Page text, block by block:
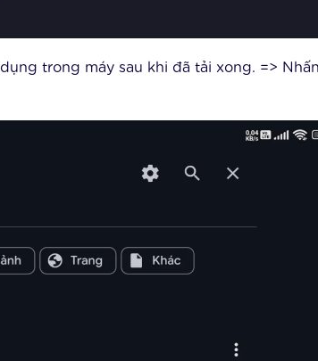
trong máy sau khi đã tải xong. =>